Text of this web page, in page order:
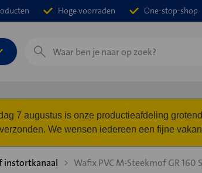
Hoge voorraden One-stop-shop
Zoeken
7 augustus is onze productieafdeling
We wensen iedereen een fijne
instortkanaal Wafix PVC M-Steekmof GR 160